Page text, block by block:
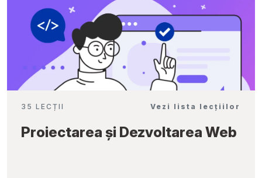
35 LECȚII Vezi lista lecțiilor
Proiectarea și Dezvoltarea Web